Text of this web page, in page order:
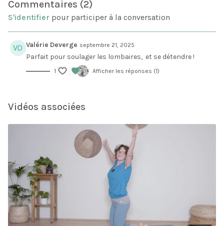
Commentaires (2)
S'identifier pour participer à la conversation
Valérie Deverge septembre 21, 2025
Parfait pour soulager les lombaires, et se détendre !
1 Afficher les réponses (1)
Vidéos associées